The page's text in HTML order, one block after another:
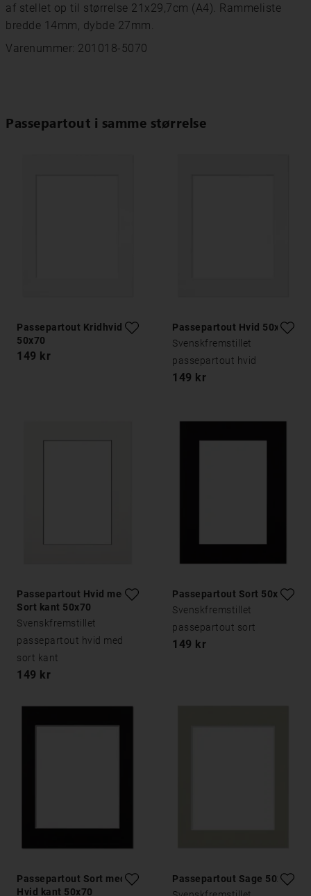
af ​​stellet op til størrelse 21x29,7cm (A4). Rammeliste
bredde 14mm, dybde 27mm.
Varenummer: 201018-5070
Passepartout i samme størrelse
Passepartout Kridhvid
50x70
149 kr
Passepartout Hvid 50x70
Svenskfremstillet
passepartout hvid
149 kr
Passepartout Hvid med
Sort kant 50x70
Svenskfremstillet
passepartout hvid med
sort kant
149 kr
Passepartout Sort 50x70
Svenskfremstillet
passepartout sort
149 kr
Passepartout Sort med
Hvid kant 50x70
Passepartout Sage 50x70